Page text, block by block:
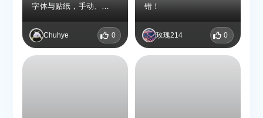
字体与贴纸，手动、
API 导入数据更简单，
APP 基于模板与数据，
秒出内容各异但风格统一
Chuhye 0
错！
玫瑰214 0